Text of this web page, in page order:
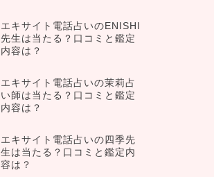
エキサイト電話占いのENISHI
先生は当たる？口コミと鑑定
内容は？
エキサイト電話占いの茉莉占
い師は当たる？口コミと鑑定
内容は？
エキサイト電話占いの四季先
生は当たる？口コミと鑑定内
容は？